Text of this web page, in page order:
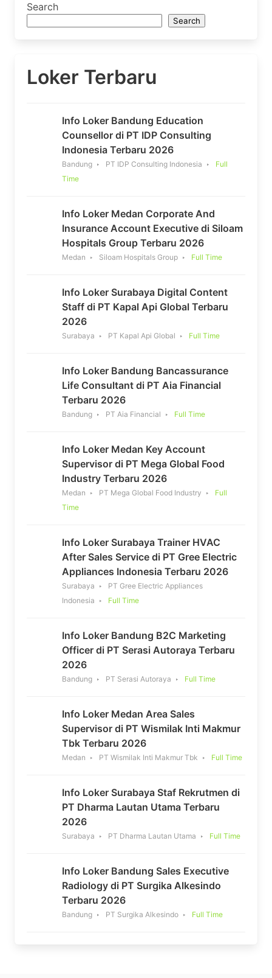
Search
Search
Loker Terbaru
Info Loker Bandung Education
Counsellor di PT IDP Consulting
Indonesia Terbaru 2026
Bandung PT IDP Consulting Indonesia
Full
Time
Info Loker Medan Corporate And
Insurance Account Executive di Siloam
Hospitals Group Terbaru 2026
Medan Siloam Hospitals Group Full Time
Info Loker Surabaya Digital Content
Staff di PT Kapal Api Global Terbaru
2026
Surabaya PT Kapal Api Global Full Time
Info Loker Bandung Bancassurance
Life Consultant di PT Aia Financial
Terbaru 2026
Bandung PT Aia Financial Full Time
Info Loker Medan Key Account
Supervisor di PT Mega Global Food
Industry Terbaru 2026
Medan PT Mega Global Food Industry
Full
Time
Info Loker Surabaya Trainer HVAC
After Sales Service di PT Gree Electric
Appliances Indonesia Terbaru 2026
Surabaya
PT Gree Electric Appliances
Indonesia
Full Time
Info Loker Bandung B2C Marketing
Officer di PT Serasi Autoraya Terbaru
2026
Bandung PT Serasi Autoraya Full Time
Info Loker Medan Area Sales
Supervisor di PT Wismilak Inti Makmur
Tbk Terbaru 2026
Medan PT Wismilak Inti Makmur Tbk Full Time
Info Loker Surabaya Staf Rekrutmen di
PT Dharma Lautan Utama Terbaru
2026
Surabaya PT Dharma Lautan Utama Full Time
Info Loker Bandung Sales Executive
Radiology di PT Surgika Alkesindo
Terbaru 2026
Bandung PT Surgika Alkesindo Full Time